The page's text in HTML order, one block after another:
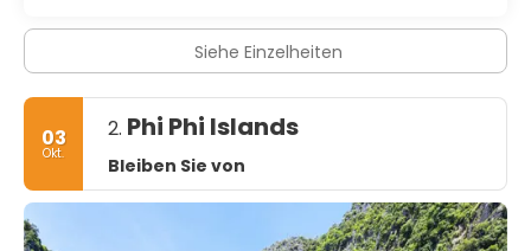
Siehe Einzelheiten
03
Okt.
2. Phi Phi Islands
Bleiben Sie von